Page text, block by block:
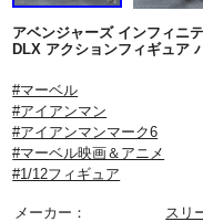
アベンジャーズ インフィニ
DLX アクションフィギュ
#マーベル
#アイアンマン
#アイアンマンマーク6
#マーベル映画＆アニメ
#1/12フィギュア
メーカー：
スリ